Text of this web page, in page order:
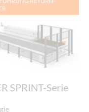
SPRINT-Serie